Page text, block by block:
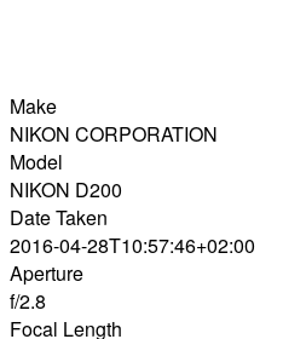
Make
NIKON CORPORATION
Model
NIKON D200
Date Taken
2016-04-28T10:57:46+02:00
Aperture
f/2.8
Focal Length